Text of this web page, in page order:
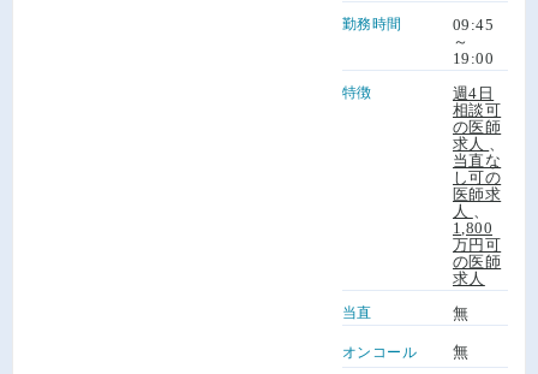
勤務時間
09:45
～
19:00
特徴
週4日
相談可
の医師
求人
当直な
し可の
医師求
人
1,800
万円可
の医師
求人
当直 無
オンコール 無